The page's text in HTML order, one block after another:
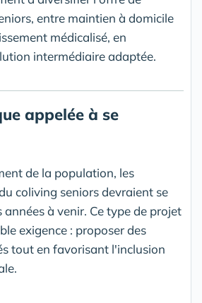
entre maintien à domicile
médicalisé, en
intermédiaire adaptée.
appelée à se
de la population, les
coliving seniors devraient se
à venir. Ce type de projet
exigence : proposer des
tout en favorisant l'inclusion